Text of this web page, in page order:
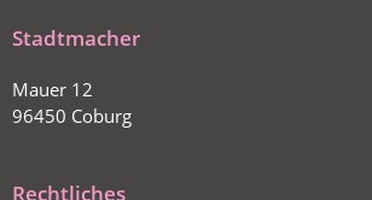
hier:
Stadtmacher
Mauer 12
96450 Coburg
Rechtliches